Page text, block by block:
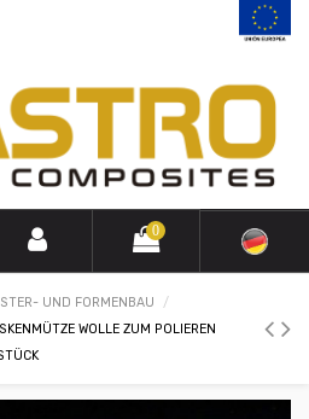
0
UND FORMENBAU
WOLLE ZUM POLIEREN